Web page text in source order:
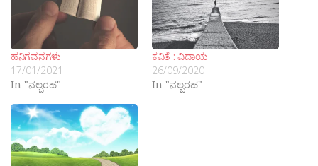
ಹನಿಗವನಗಳು
17/01/2021
In "ನಲ್ಬರಹ"
ಕವಿತೆ : ವಿದಾಯ
26/09/2020
In "ನಲ್ಬರಹ"